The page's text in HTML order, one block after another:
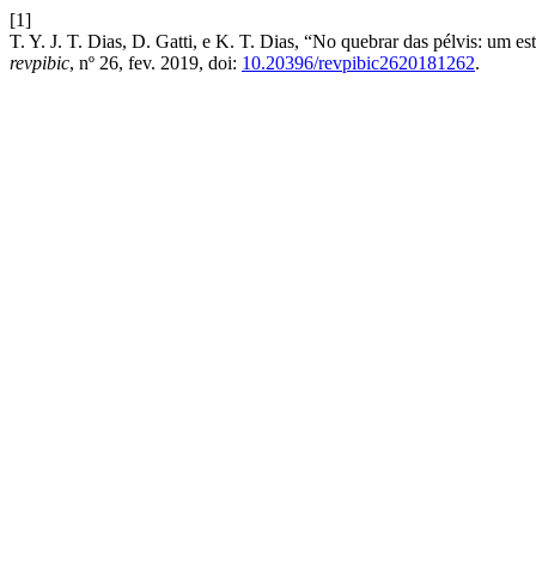
[1]
T. Y. J. T. Dias, D. Gatti, e K. T. Dias, “No quebrar das pélvis: um
revpibic, nº 26, fev. 2019, doi: 10.20396/revpibic2620181262.